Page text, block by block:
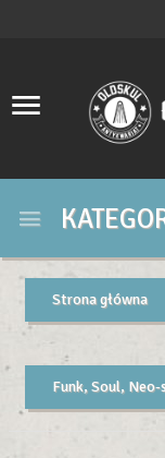
Strona główna
Funk, Soul, Neo-